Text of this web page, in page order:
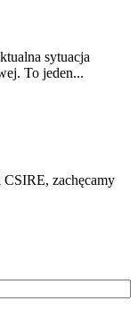
sytuacja
To jeden...
zachęcamy